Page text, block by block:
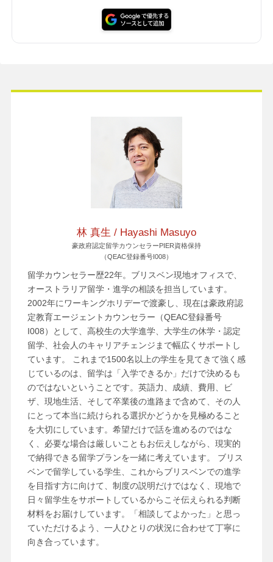
林 真生 / Hayashi Masuyo
豪政府認定留学カウンセラーPIER資格保持
（QEAC登録番号I008）
留学カウンセラー歴22年。ブリスベン現地オフィスで、
オーストラリア留学・進学の相談を担当しています。
2002年にワーキングホリデーで渡豪し、現在は豪政府認
定教育エージェントカウンセラー（QEAC登録番号
I008）として、高校生の大学進学、大学生の休学・認定
留学、社会人のキャリアチェンジまで幅広くサポートし
ています。 これまで1500名以上の学生を見てきて強く感
じているのは、留学は「入学できるか」だけで決めるも
のではないということです。英語力、成績、費用、ビ
ザ、現地生活、そして卒業後の進路まで含めて、その人
にとって本当に続けられる選択かどうかを見極めること
を大切にしています。希望だけで話を進めるのではな
く、必要な場合は厳しいこともお伝えしながら、現実的
で納得できる留学プランを一緒に考えています。 ブリス
ベンで留学している学生、これからブリスベンでの進学
を目指す方に向けて、制度の説明だけではなく、現地で
日々留学生をサポートしているからこそ伝えられる判断
材料をお届けしています。「相談してよかった」と思っ
ていただけるよう、一人ひとりの状況に合わせて丁寧に
向き合っています。